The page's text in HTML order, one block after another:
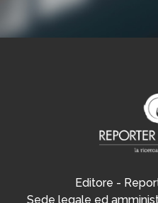
Editore -
Sede legale ed